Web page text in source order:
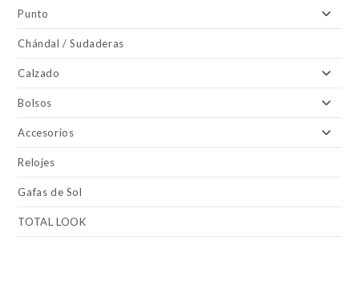
Punto
Chándal / Sudaderas
Calzado
Bolsos
Accesorios
Relojes
Gafas de Sol
TOTAL LOOK